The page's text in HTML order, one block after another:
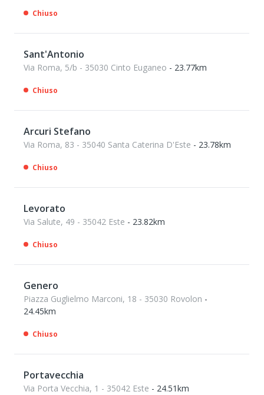
Chiuso
Sant'Antonio
Via Roma, 5/b - 35030 Cinto Euganeo - 23.77km
Chiuso
Arcuri Stefano
Via Roma, 83 - 35040 Santa Caterina D'Este - 23.78km
Chiuso
Levorato
Via Salute, 49 - 35042 Este - 23.82km
Chiuso
Genero
Piazza Guglielmo Marconi, 18 - 35030 Rovolon -
24.45km
Chiuso
Portavecchia
Via Porta Vecchia, 1 - 35042 Este - 24.51km